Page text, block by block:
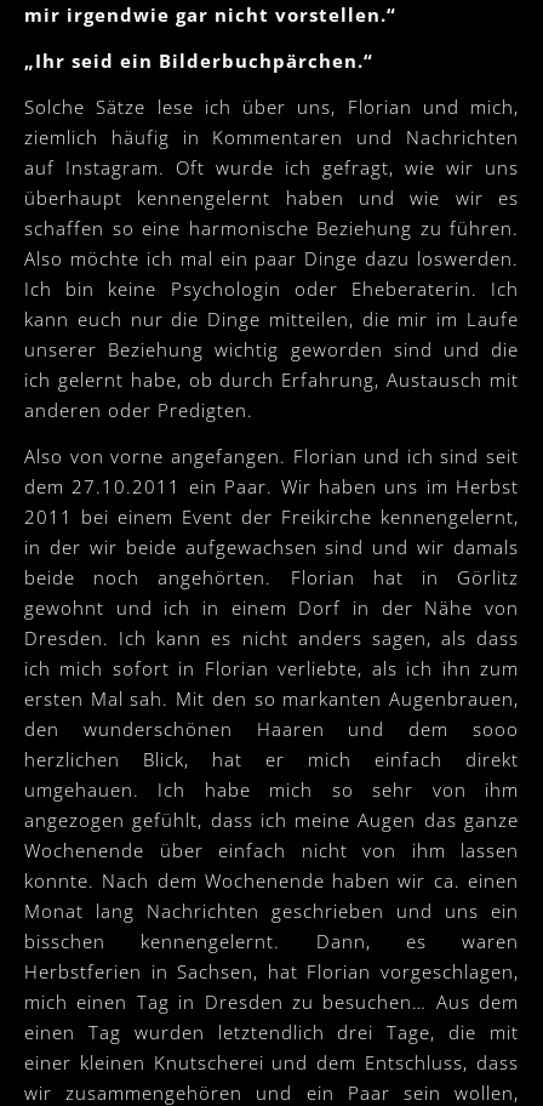
mir irgendwie gar nicht vorstellen.“
„Ihr seid ein Bilderbuchpärchen.“
Solche Sätze lese ich über uns, Florian und mich,
ziemlich häufig in Kommentaren und Nachrichten
auf Instagram. Oft wurde ich gefragt, wie wir uns
überhaupt kennengelernt haben und wie wir es
schaffen so eine harmonische Beziehung zu führen.
Also möchte ich mal ein paar Dinge dazu loswerden.
Ich bin keine Psychologin oder Eheberaterin. Ich
kann euch nur die Dinge mitteilen, die mir im Laufe
unserer Beziehung wichtig geworden sind und die
ich gelernt habe, ob durch Erfahrung, Austausch mit
anderen oder Predigten.
Also von vorne angefangen. Florian und ich sind seit
dem 27.10.2011 ein Paar. Wir haben uns im Herbst
2011 bei einem Event der Freikirche kennengelernt,
in der wir beide aufgewachsen sind und wir damals
beide noch angehörten. Florian hat in Görlitz
gewohnt und ich in einem Dorf in der Nähe von
Dresden. Ich kann es nicht anders sagen, als dass
ich mich sofort in Florian verliebte, als ich ihn zum
ersten Mal sah. Mit den so markanten Augenbrauen,
den wunderschönen Haaren und dem sooo
herzlichen Blick, hat er mich einfach direkt
umgehauen. Ich habe mich so sehr von ihm
angezogen gefühlt, dass ich meine Augen das ganze
Wochenende über einfach nicht von ihm lassen
konnte. Nach dem Wochenende haben wir ca. einen
Monat lang Nachrichten geschrieben und uns ein
bisschen kennengelernt. Dann, es waren
Herbstferien in Sachsen, hat Florian vorgeschlagen,
mich einen Tag in Dresden zu besuchen… Aus dem
einen Tag wurden letztendlich drei Tage, die mit
einer kleinen Knutscherei und dem Entschluss, dass
wir zusammengehören und ein Paar sein wollen,